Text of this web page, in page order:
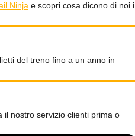
Ninja e scopri cosa dicono di noi i
del treno fino a un anno in
il nostro servizio clienti prima o